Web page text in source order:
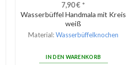
7,90€ *
Wasserbüffel Handmala mit Kreis
weiß
Material:Wasserbüffelknochen
IN DEN WARENKORB